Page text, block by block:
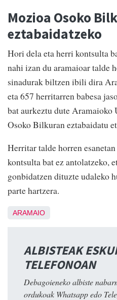
Mozioa Osoko
eztabaidatzeko
Hori dela eta herri kontsulta
nahi izan du aramaioar talde
sinadurak biltzen ibili dira
eta 657 herritarren babesa
bat aurkeztu dute Aramaioko
Osoko Bilkuran eztabaidatu
Herritar talde horren
kontsulta bat ez antolatzeko,
gonbidatzen dituzte udaleko
parte hartzera.
ARAMAIO
ALBISTEAK
TELEFONOAN
Debagoieneko albiste
ordukoak Whatsapp edo